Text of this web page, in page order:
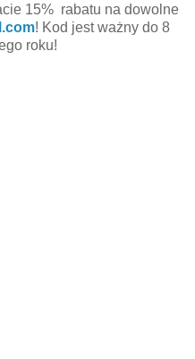
15% rabatu na dowolne
! Kod jest ważny do 8
roku!